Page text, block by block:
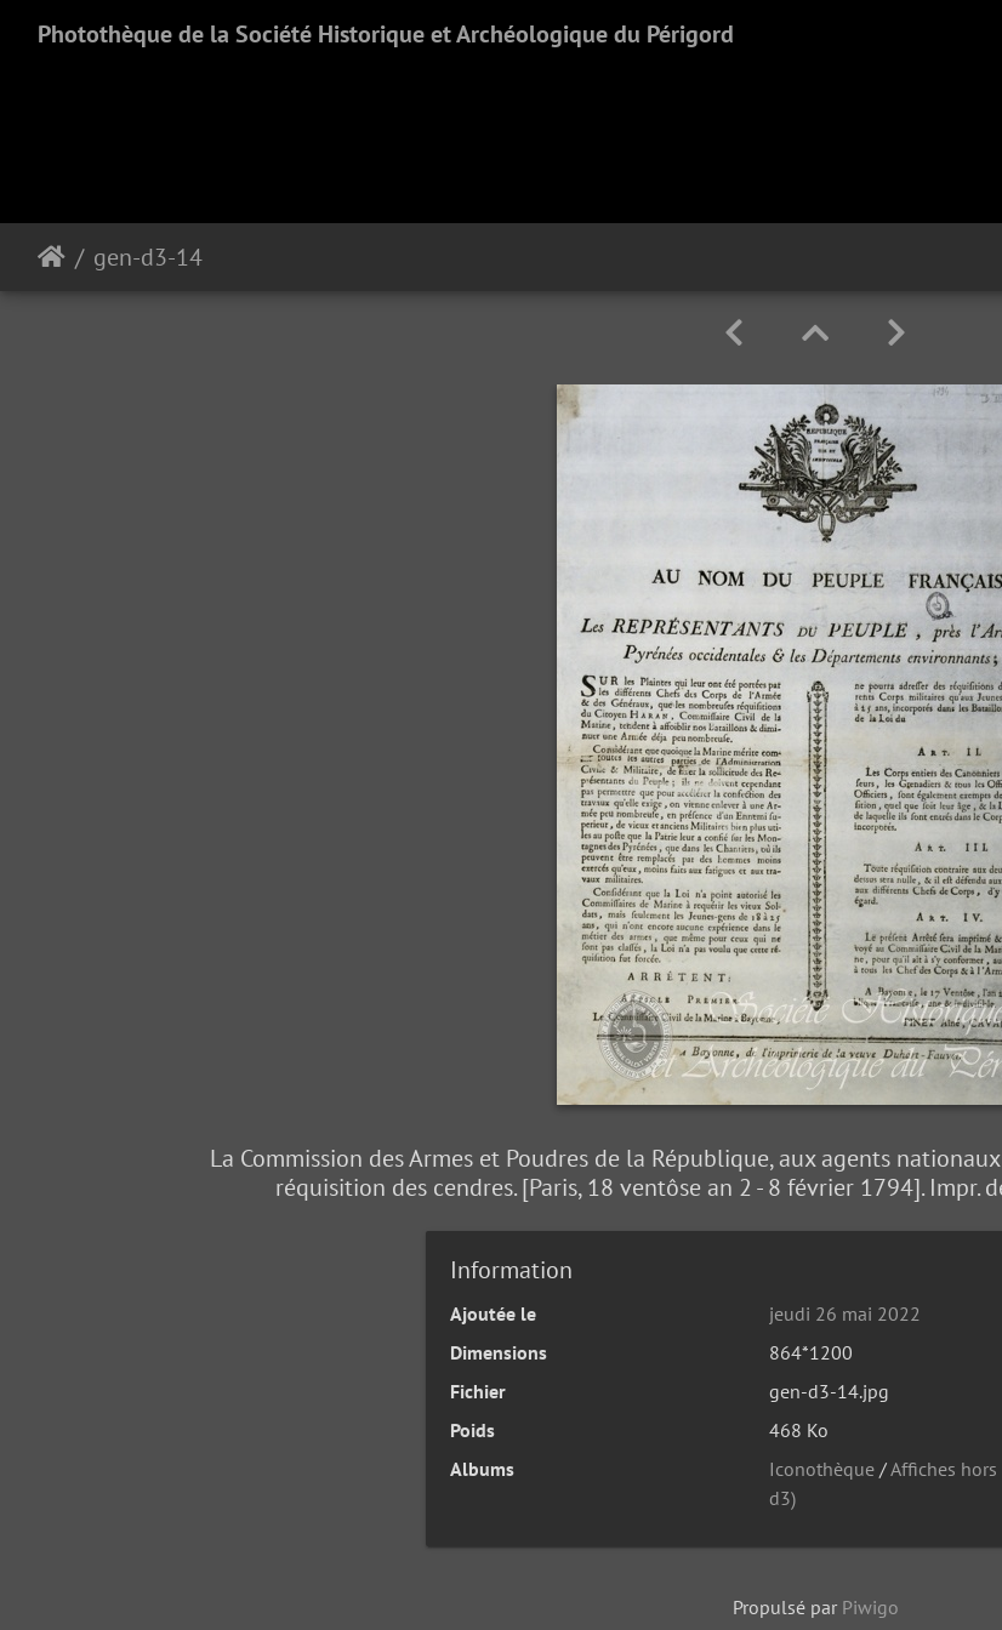
Photothèque de la Société Historique et Archéologique du Périgord
gen-d3-14
La Commission des Armes et Poudres de la République, aux agents
réquisition des cendres. [Paris, 18 ventôse an 2 - 8 février 1794]. Impr.
Information
Ajoutée le
jeudi 26 mai 2022
Dimensions
864*1200
Fichier
gen-d3-14.jpg
Poids
468 Ko
Albums
Iconothèque /Affiches
d3)
Propulsé par Piwigo